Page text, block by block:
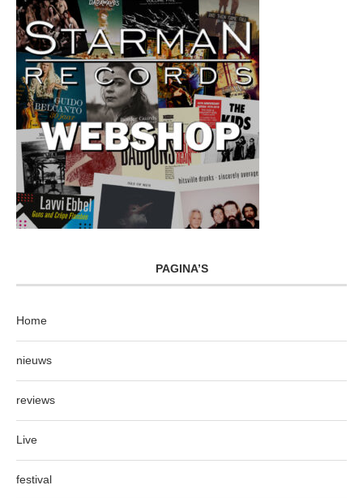
PAGINA’S
Home
nieuws
reviews
Live
festival